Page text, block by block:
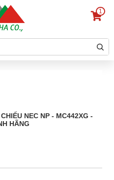
1
NEC NP - MC442XG -
HÃNG